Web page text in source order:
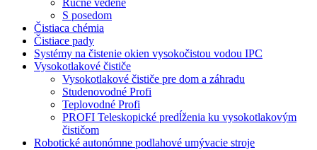
Ručne vedené
S posedom
Čistiaca chémia
Čistiace pady
Systémy na čistenie okien vysokočistou vodou IPC
Vysokotlakové čističe
Vysokotlakové čističe pre dom a záhradu
Studenovodné Profi
Teplovodné Profi
PROFI Teleskopické predĺženia ku vysokotlakovým
čističom
Robotické autonómne podlahové umývacie stroje